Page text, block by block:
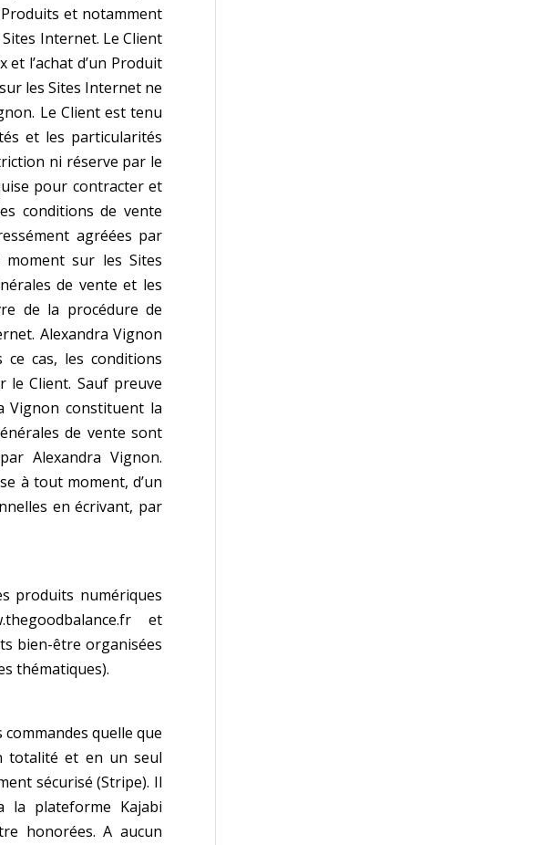
et notamment
Internet. LeClient
et l’achat d’un Produit
les Sites Internet ne
Le Client est tenu
et les particularités
ni réserve par le
pour contracter et
conditions de vente
agréées par
moment sur les Sites
de vente et les
de la procédure de
Alexandra Vignon
ce cas, les conditions
le Client. Sauf preuve
Vignon constituent la
de vente sont
Alexandra Vignon.
à tout moment, d’un
en écrivant, par
produits numériques
et
bien-être organisées
thématiques).
commandes quelle que
totalité et en un seul
sécurisé (Stripe). Il
la plateforme Kajabi
honorées.A aucun